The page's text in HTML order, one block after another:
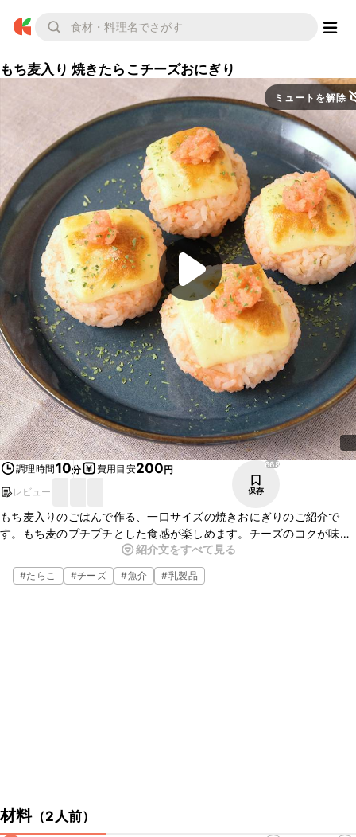
もち麦入り 焼きたらこチーズおにぎり
ミュートを解除
調理時間10分 費用目安200円
レビュー
668
保存
もち麦入りのごはんで作る、一口サイズの焼きおにぎりのご紹介で
す。もち麦のプチプチとした食感が楽しめます。チーズのコクが味の
アクセントになります。こんがり焼き色が付いたチーズに、たらこの
いろどりがとても可愛らしいおにぎりです。
紹介文をすべて見る
#たらこ #チーズ #魚介 #乳製品
材料（2人前）